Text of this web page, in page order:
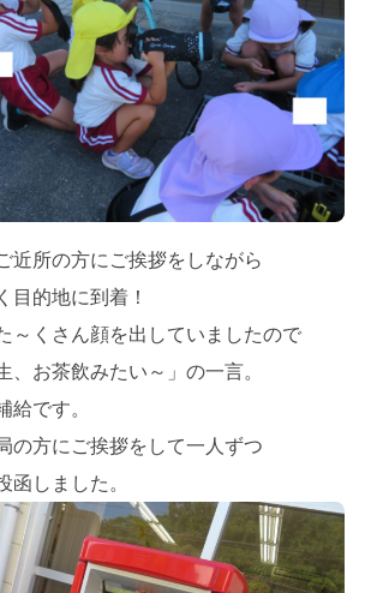
近所の方にご挨拶をしながら
目的地に到着！
～くさん顔を出していましたので
、お茶飲みたい～」の一言。
給です。
の方にご挨拶をして一人ずつ
函しました。